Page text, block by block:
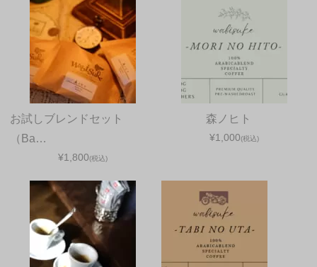
お試しブレンドセット
（Ba…
¥1,800(税込)
森ノヒト
¥1,000(税込)